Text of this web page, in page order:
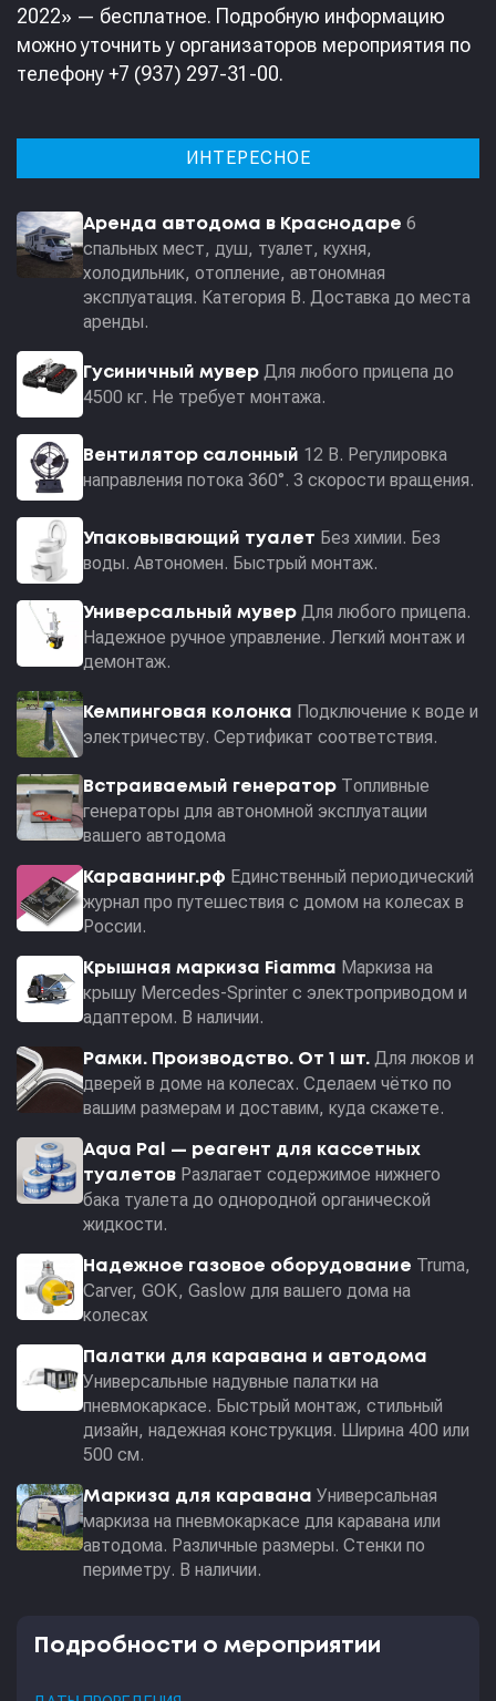
2022» — бесплатное. Подробную информацию
можно уточнить у организаторов мероприятия по
телефону +7 (937) 297-31-00.
ИНТЕРЕСНОЕ
Аренда автодома в Краснодаре 6
спальных мест, душ, туалет, кухня,
холодильник, отопление, автономная
эксплуатация. Категория В. Доставка до места
аренды.
Гусиничный мувер Для любого прицепа до
4500 кг. Не требует монтажа.
Вентилятор салонный 12 В. Регулировка
направления потока 360°. 3 скорости вращения.
Упаковывающий туалет Без химии. Без
воды. Автономен. Быстрый монтаж.
Универсальный мувер Для любого прицепа.
Надежное ручное управление. Легкий монтаж и
демонтаж.
Кемпинговая колонка Подключение к воде и
электричеству. Сертификат соответствия.
Встраиваемый генератор Топливные
генераторы для автономной эксплуатации
вашего автодома
Караванинг.рф Единственный периодический
журнал про путешествия с домом на колесах в
России.
Крышная маркиза Fiamma Маркиза на
крышу Mercedes-Sprinter с электроприводом и
адаптером. В наличии.
Рамки. Производство. От 1 шт. Для люков и
дверей в доме на колесах. Сделаем чётко по
вашим размерам и доставим, куда скажете.
Aqua Pal — pеагент для кассетных
туалетов Разлагает содержимое нижнего
бака туалета до однородной органической
жидкости.
Надежное газовое оборудование Truma,
Carver, GOK, Gaslow для вашего дома на
колесах
Палатки для каравана и автодома
Универсальные надувные палатки на
пневмокаркасе. Быстрый монтаж, стильный
дизайн, надежная конструкция. Ширина 400 или
500 см.
Маркиза для каравана Универсальная
маркиза на пневмокаркасе для каравана или
автодома. Различные размеры. Стенки по
периметру. В наличии.
Подробности о мероприятии